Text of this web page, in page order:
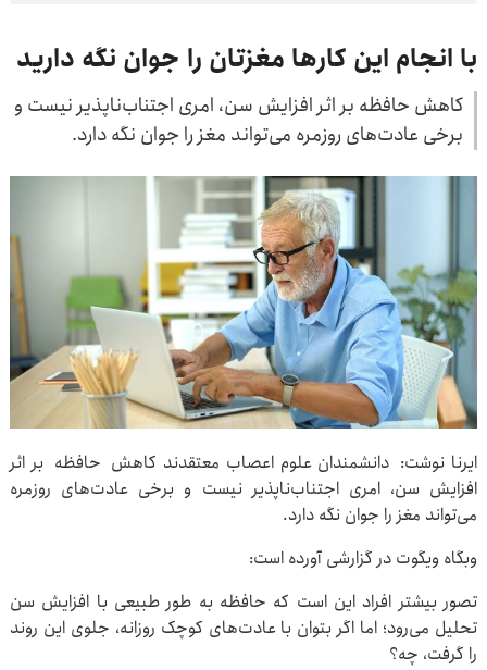
با انجام این کارها مغزتان را جوان نگه دارید
کاهش حافظه بر اثر افزایش سن، امری اجتناب‌ناپذیر نیست و
برخی عادت‌های روزمره می‌تواند مغز را جوان نگه دارد.
ایرنا نوشت: دانشمندان علوم اعصاب معتقدند کاهش حافظه بر اثر
افزایش سن، امری اجتناب‌ناپذیر نیست و برخی عادت‌های روزمره
می‌تواند مغز را جوان نگه دارد.
وبگاه ویگوت در گزارشی آورده است:
تصور بیشتر افراد این است که حافظه به طور طبیعی با افزایش سن
تحلیل می‌رود؛ اما اگر بتوان با عادت‌های کوچک روزانه، جلوی این روند
را گرفت، چه؟